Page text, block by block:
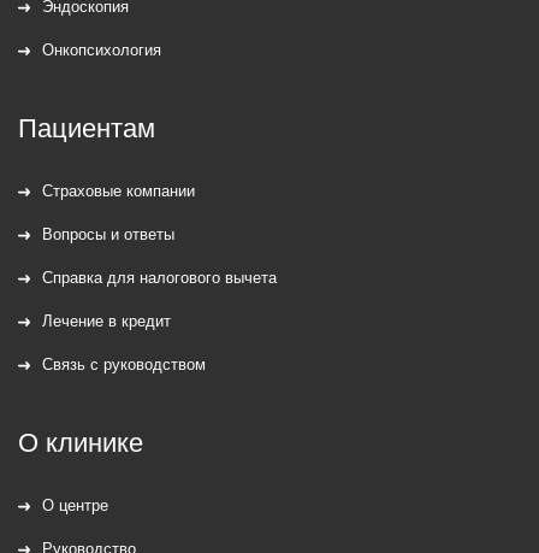
Эндоскопия
Онкопсихология
Пациентам
Страховые компании
Вопросы и ответы
Справка для налогового вычета
Лечение в кредит
Связь с руководством
О клинике
О центре
Руководство